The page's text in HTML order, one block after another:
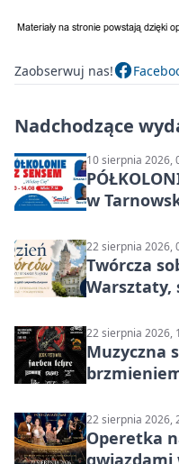
Zaobserwuj nas!
Nadchodzące
10 sierpnia 2026,
w
22 sierpnia 2026,
Twórcza
Warsztaty,
22 sierpnia 2026,
Muzyczna
22 sierpnia 2026,
Operetka
gwiazdami